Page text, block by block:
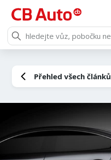
Přehled všech článků